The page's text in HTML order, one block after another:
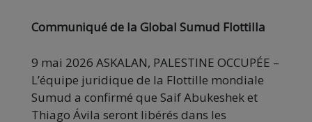
Communiqué de la Global Sumud Flottilla
9 mai 2026 ASKALAN, PALESTINE OCCUPÉE –
L’équipe juridique de la Flottille mondiale
Sumud a confirmé que Saif Abukeshek et
Thiago Ávila seront libérés dans les